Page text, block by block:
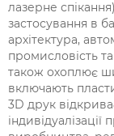
лазерне
застосування в
архітектура,
промисловість
також охоплює
включають
3D друк